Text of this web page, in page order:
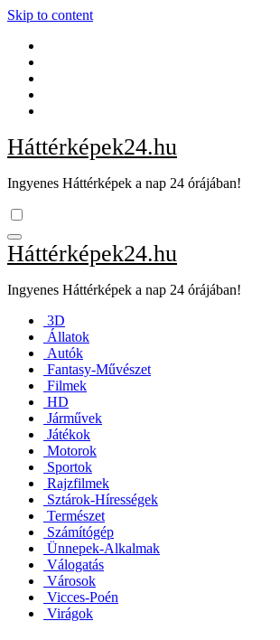
Skip to content
Háttérképek24.hu
Ingyenes Háttérképek a nap 24 órájában!
Háttérképek24.hu
Ingyenes Háttérképek a nap 24 órájában!
3D
Állatok
Autók
Fantasy-Művészet
Filmek
HD
Járművek
Játékok
Motorok
Sportok
Rajzfilmek
Sztárok-Hírességek
Természet
Számítógép
Ünnepek-Alkalmak
Válogatás
Városok
Vicces-Poén
Virágok